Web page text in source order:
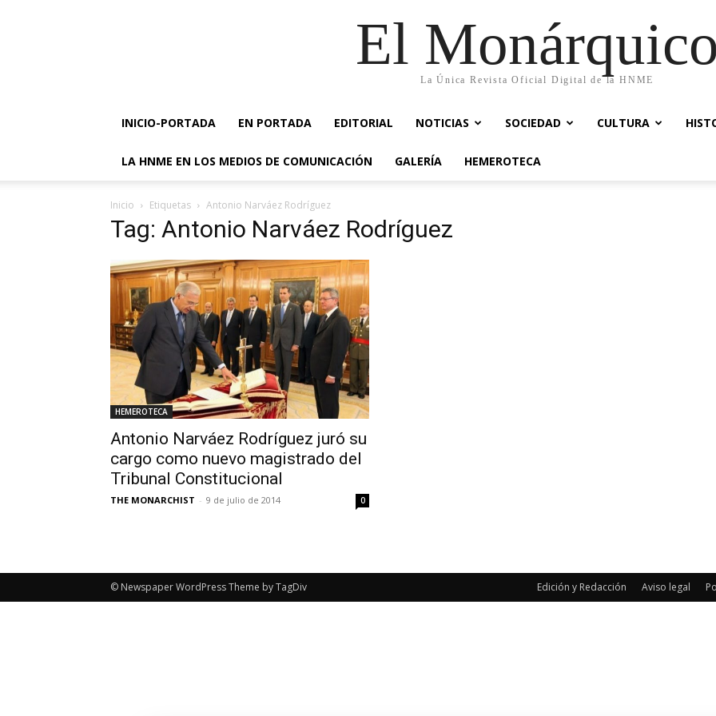
El Monárquico
La Única Revista Oficial Digital de la HNME
INICIO-PORTADA EN PORTADA EDITORIAL NOTICIAS SOCIEDAD CULTURA
LA HNME EN LOS MEDIOS DE COMUNICACIÓN GALERÍA HEMEROTECA
Inicio Etiquetas Antonio Narváez Rodríguez
Tag: Antonio Narváez Rodríguez
HEMEROTECA
Antonio Narváez Rodríguez juró su
cargo como nuevo magistrado del
Tribunal Constitucional
THE MONARCHIST - 9 de julio de 2014 0
Edición y Redacción Aviso legal
© Newspaper WordPress Theme by TagDiv